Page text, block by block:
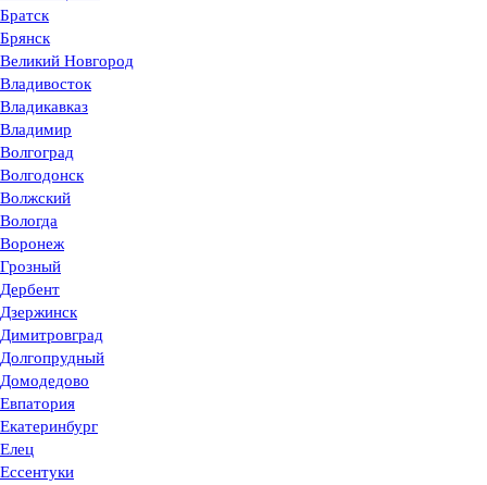
Братск
Брянск
Великий Новгород
Владивосток
Владикавказ
Владимир
Волгоград
Волгодонск
Волжский
Вологда
Воронеж
Грозный
Дербент
Дзержинск
Димитровград
Долгопрудный
Домодедово
Евпатория
Екатеринбург
Елец
Ессентуки